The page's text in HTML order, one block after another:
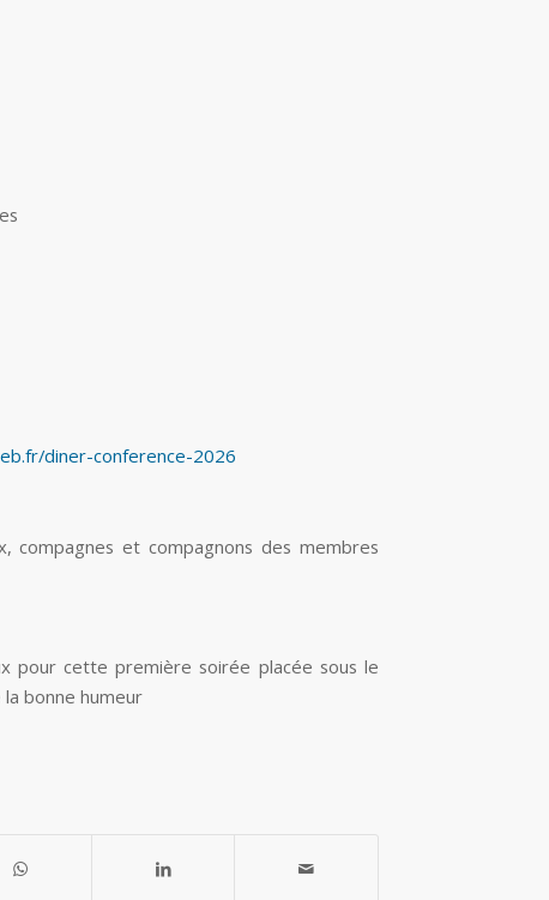
diner-conference-2026
compagnes et compagnons des membres
pour cette première soirée placée sous le
bonne humeur